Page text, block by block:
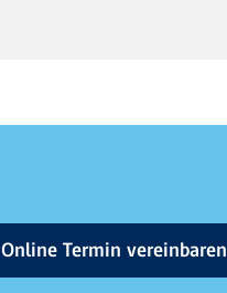
Online Termin vereinbaren